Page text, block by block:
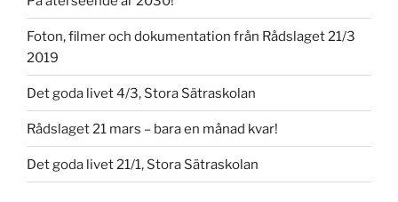
Foton, filmer och dokumentation från Rådslaget 21/3
2019
Det goda livet 4/3, Stora Sätraskolan
Rådslaget 21 mars – bara en månad kvar!
Det goda livet 21/1, Stora Sätraskolan